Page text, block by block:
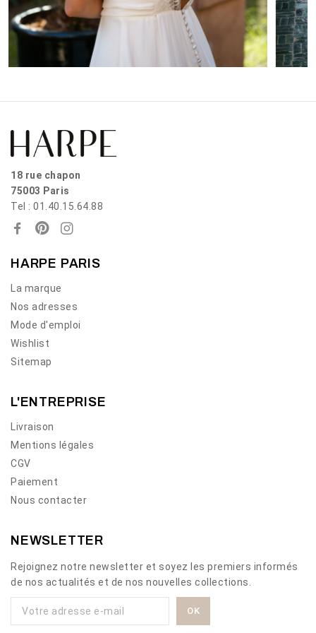
18 rue chapon
75003 Paris
Tel : 01.40.15.64.88
HARPE PARIS
La marque
Nos adresses
Mode d'emploi
Wishlist
Sitemap
L'ENTREPRISE
Livraison
Mentions légales
CGV
Paiement
Nous contacter
NEWSLETTER
Rejoignez notre newsletter et soyez les premiers informés
de nos actualités et de nos nouvelles collections.